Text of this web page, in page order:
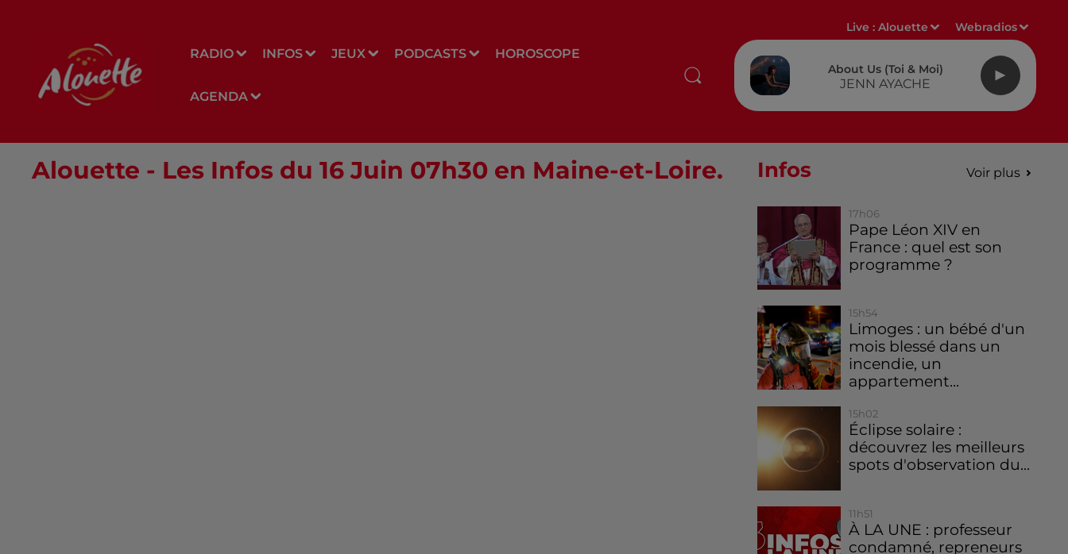
RADIO INFOS JEUX PODCASTS HOROSCOPE
AGENDA
Live :Alouette Webradios
About Us (toi & Moi)
JENN AYACHE
Alouette - Les Infos du 16 Juin 07h30 en Maine-et-Loire. Infos Voir plus
17h06
Pape Léon XIV en
France : quel est son
programme ?
15h54
Limoges : un bébé d'un
mois blessé dans un
incendie, un
appartement...
15h02
Éclipse solaire :
découvrez les meilleurs
spots d'observation du...
11h51
À LA UNE : professeur
condamné, repreneurs